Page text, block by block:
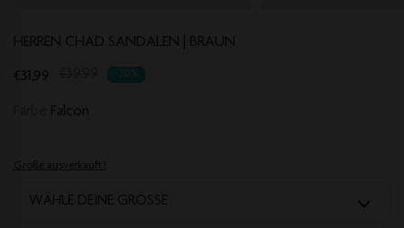
HERREN CHAD SANDALEN | BRAUN
€31,99
Translation
de.products.product.regular_price
Falcon
Größe ausverkauft?
WÄHLE DEINE GRÖSSE